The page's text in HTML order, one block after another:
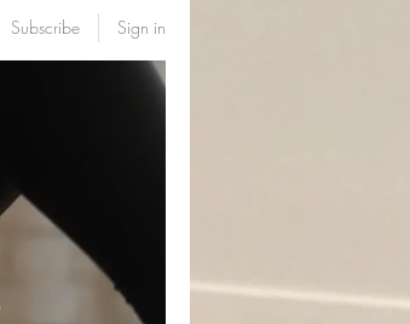
Subscribe Sign in